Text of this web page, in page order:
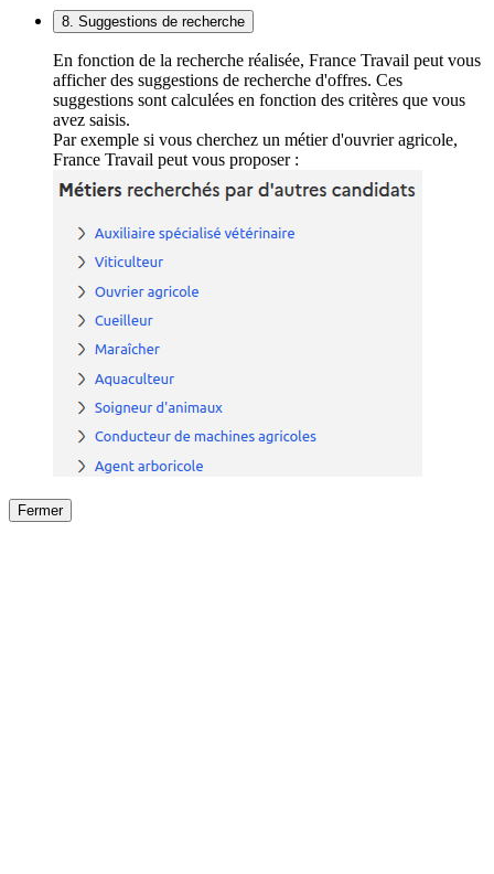
8. Suggestions de recherche
En fonction de la recherche réalisée, France Travail peut vous
afficher des suggestions de recherche d'offres. Ces
suggestions sont calculées en fonction des critères que vous
avez saisis.
Par exemple si vous cherchez un métier d'ouvrier agricole,
France Travail peut vous proposer :
Fermer